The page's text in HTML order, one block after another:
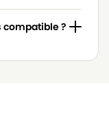
compatible ?